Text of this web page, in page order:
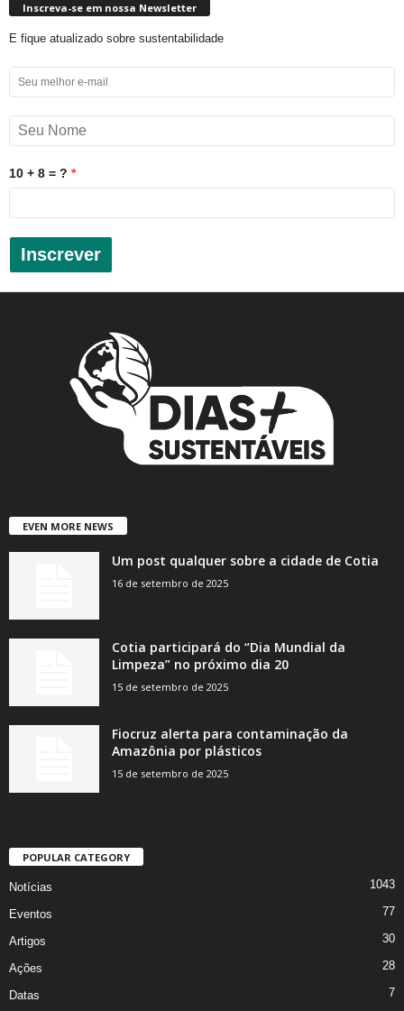
Inscreva-se em nossa Newsletter
E fique atualizado sobre sustentabilidade
10 + 8 = ?
Inscrever
EVEN MORE NEWS
Um post qualquer sobre a cidade de Cotia
16 de setembro de 2025
Cotia participará do “Dia Mundial da
Limpeza” no próximo dia 20
15 de setembro de 2025
Fiocruz alerta para contaminação da
Amazônia por plásticos
15 de setembro de 2025
POPULAR CATEGORY
Notícias 1043
Eventos 77
Artigos 30
Ações 28
Datas 7